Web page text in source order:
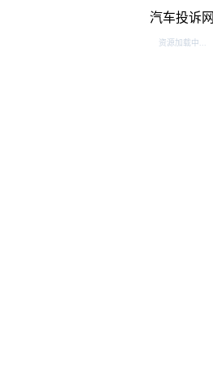
汽车投诉网
资源加载中...